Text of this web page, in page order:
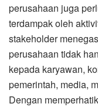
perusahaan juga
terdampak oleh
stakeholder
perusahaan tidak
kepada karyawan,
pemerintah, media,
Dengan